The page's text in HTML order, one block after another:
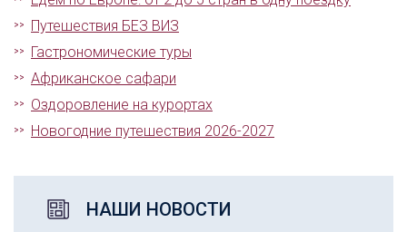
Путешествия БЕЗ ВИЗ
Гастрономические туры
Африканское сафари
Оздоровление на курортах
Новогодние путешествия 2026-2027
НАШИ НОВОСТИ